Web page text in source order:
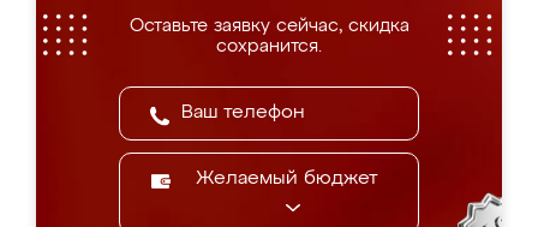
Оставьте заявку сейчас, скидка
сохранится.
Желаемый бюджет